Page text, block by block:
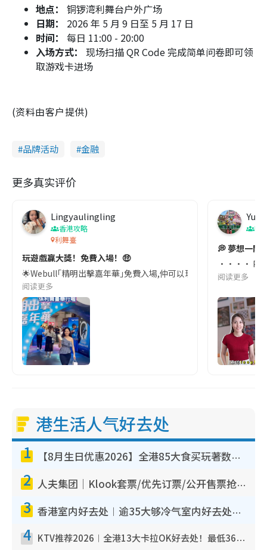
地点：
铜锣湾利舞台户外广场
日期： 2026 年 5 月 9 日至 5 月 17 日
时间： 每日 11:00 - 20:00
入场方式： 现场扫描 QR Code 完成简单问卷即可领
取游戏卡进场
(资料由客户提供)
品牌活动 金融
更多真实评价
Lingyaulingling
香港攻略
利舞臺
玩遊戲贏大獎！免費入場！🤑
🌟Webull｢精明出擊嘉年華｣免費入場,仲可以玩遊戲贏禮物🎁! 今
阅读更多
吹
💭 夢想一開
••••
阅读更多
港生活人气好去处
1 【8月生日优惠2026】全港85大食买玩著数攻略 自助餐/火锅放题同行免费＋诚品/DONKI送现金券
2 人夫集团｜Klook套票/优先订票/公开售票抢票攻略！附票价.购票连结.场地座位表
3 香港室内好去处︱逾35大够冷气室内好去处推荐 室内活动免费避雨无惧下雨
4 KTV推荐2026︱全港13大卡拉OK好去处！最低36元起 日语歌都有！(附地址+收费详情)